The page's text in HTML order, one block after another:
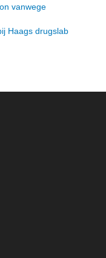
vanwege
Haags drugslab